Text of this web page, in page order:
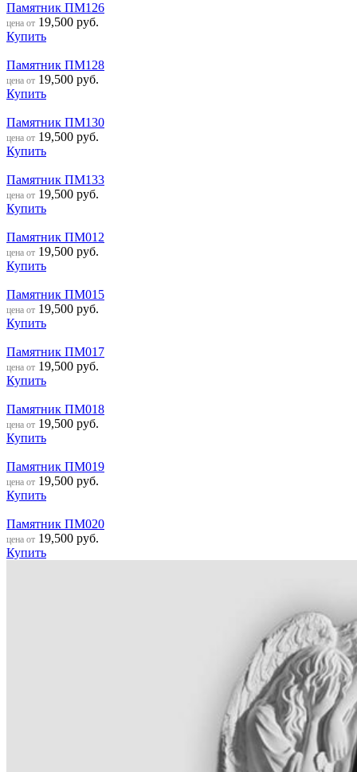
Памятник ПМ126
цена от 19,500 руб.
Купить
Памятник ПМ128
цена от 19,500 руб.
Купить
Памятник ПМ130
цена от 19,500 руб.
Купить
Памятник ПМ133
цена от 19,500 руб.
Купить
Памятник ПМ012
цена от 19,500 руб.
Купить
Памятник ПМ015
цена от 19,500 руб.
Купить
Памятник ПМ017
цена от 19,500 руб.
Купить
Памятник ПМ018
цена от 19,500 руб.
Купить
Памятник ПМ019
цена от 19,500 руб.
Купить
Памятник ПМ020
цена от 19,500 руб.
Купить